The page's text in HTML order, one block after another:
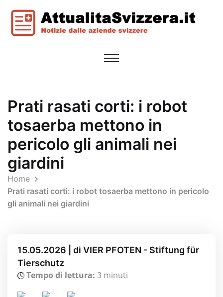
Prati rasati corti: i robot
tosaerba mettono in
pericolo gli animali nei
giardini
Home
Prati rasati corti: i robot tosaerba mettono in pericolo
gli animali nei giardini
15.05.2026 | di VIER PFOTEN - Stiftung für
Tierschutz
Tempo di lettura: 3 minuti